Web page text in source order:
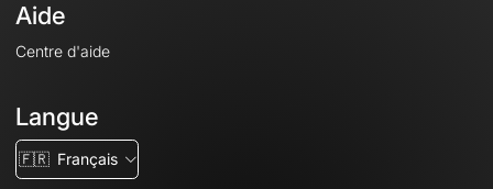
Aide
Centre d'aide
Langue
🇫🇷 Français